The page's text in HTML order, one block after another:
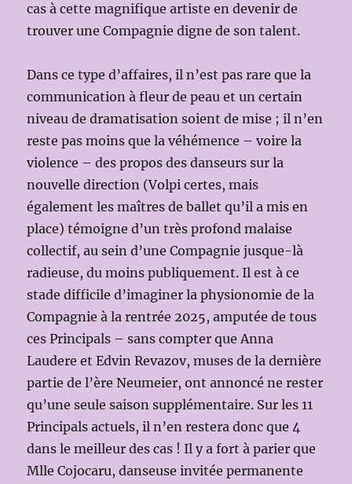
cas à cette magnifique artiste en devenir de
trouver une Compagnie digne de son talent.
Dans ce type d’affaires, il n’est pas rare que la
communication à fleur de peau et un certain
niveau de dramatisation soient de mise ; il n’en
reste pas moins que la véhémence – voire la
violence – des propos des danseurs sur la
nouvelle direction (Volpi certes, mais
également les maîtres de ballet qu’il a mis en
place) témoigne d’un très profond malaise
collectif, au sein d’une Compagnie jusque-là
radieuse, du moins publiquement. Il est à ce
stade difficile d’imaginer la physionomie de la
Compagnie à la rentrée 2025, amputée de tous
ces Principals – sans compter que Anna
Laudere et Edvin Revazov, muses de la dernière
partie de l’ère Neumeier, ont annoncé ne rester
qu’une seule saison supplémentaire. Sur les 11
Principals actuels, il n’en restera donc que 4
dans le meilleur des cas ! Il y a fort à parier que
Mlle Cojocaru, danseuse invitée permanente